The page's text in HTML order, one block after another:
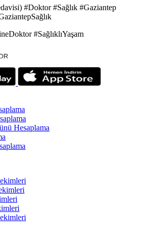
#Doktor #Sağlık #Gaziantep
#SağlıklıYaşam
Hesaplama